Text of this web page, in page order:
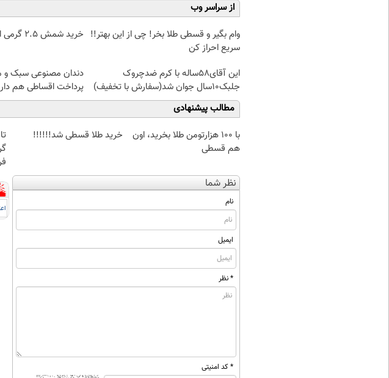
از سراسر وب
وام بگیر و قسطی طلا بخر! چی از این بهتر!!
سریع احراز کن
خرید شمش 2.5 گرمی از طلاسی 😍
این آقای58ساله با کرم ضدچروک
جلبک10سال جوان شد(سفارش با تخفیف)
دندان مصنوعی سبک و
پرداخت اقساطی هم
مطالب پیشنهادی
با ۱۰۰ هزارتومن طلا بخرید، اون
هم قسطی
خرید طلا قسطی شد!!!!!!
نظر شما
نام
ایمیل
* نظر
* کد امنیتی